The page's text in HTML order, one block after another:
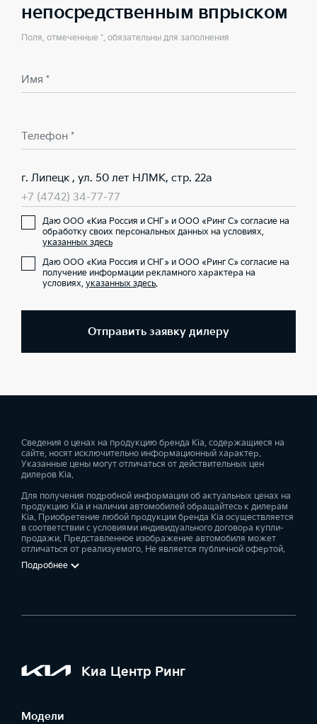
непосредственным впрыском
Поля, отмеченные *, обязательны для заполнения
Имя *
Телефон *
г. Липецк , ул. 50 лет НЛМК, стр. 22а
+7 (4742) 34-77-77
Даю ООО «Киа Россия и СНГ» и ООО «Ринг С» согласие на
обработку своих персональных данных на условиях,
указанных здесь
Даю ООО «Киа Россия и СНГ» и ООО «Ринг С» согласие на
получение информации рекламного характера на
условиях, указанных здесь.
Отправить заявку дилеру
Сведения о ценах на продукцию бренда Kia, содержащиеся на
сайте, носят исключительно информационный характер.
Указанные цены могут отличаться от действительных цен
дилеров Kia.
Для получения подробной информации об актуальных ценах на
продукцию Kia и наличии автомобилей обращайтесь к дилерам
Kia. Приобретение любой продукции бренда Kia осуществляется
в соответствии с условиями индивидуального договора купли-
продажи. Представленное изображение автомобиля может
отличаться от реализуемого. Не является публичной офертой.
Подробнее
Киа Центр Ринг
Модели